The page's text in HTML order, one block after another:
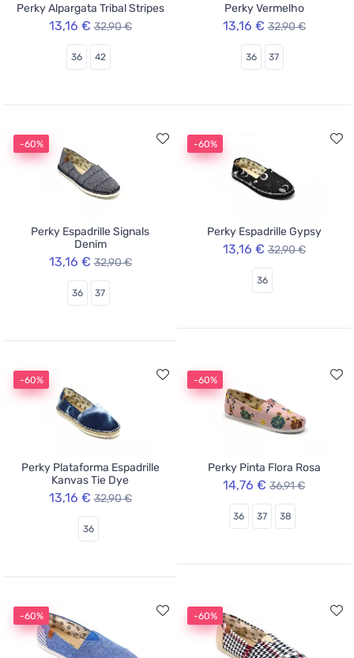
Perky Alpargata Tribal Stripes
13,16 € 32,90 €
36 42
Perky Vermelho
13,16 € 32,90 €
36 37
-60%
Perky Espadrille Signals
Denim
13,16 € 32,90 €
36 37
-60%
Perky Espadrille Gypsy
13,16 € 32,90 €
36
-60%
Perky Plataforma Espadrille
Kanvas Tie Dye
13,16 € 32,90 €
36
-60%
Perky Pinta Flora Rosa
14,76 € 36,91 €
36 37 38
-60% -60%